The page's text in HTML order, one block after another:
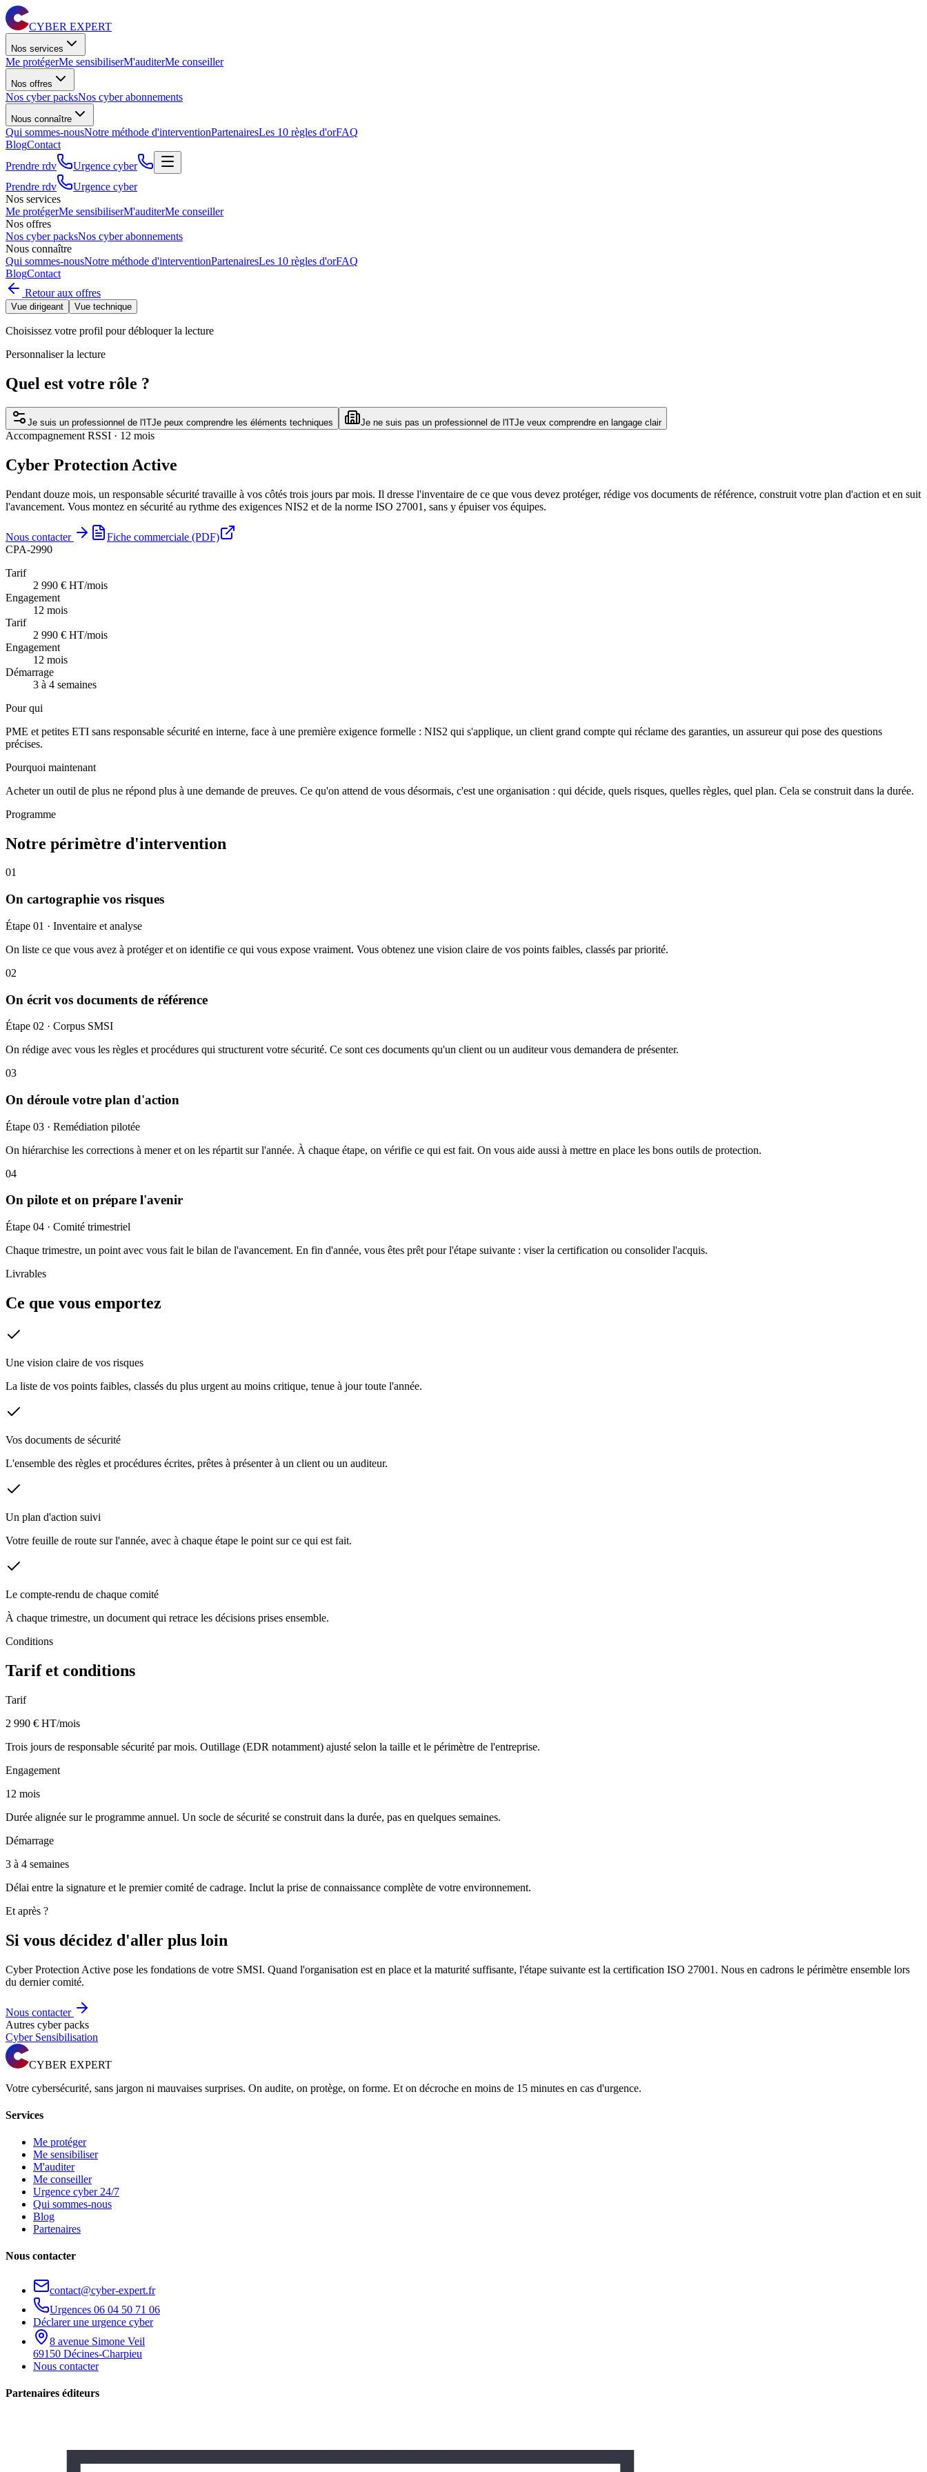
CYBER EXPERT
Nos services
Me protégerMe sensibiliserM'auditerMe conseiller
Nos offres
Nos cyber packsNos cyber abonnements
Nous connaître
Qui sommes-nousNotre méthode d'interventionPartenairesLes 10 règles d'orFAQ
BlogContact
Prendre rdv
Urgence cyber
Prendre rdv
Urgence cyber
Nos services
Me protégerMe sensibiliserM'auditerMe conseiller
Nos offres
Nos cyber packsNos cyber abonnements
Nous connaître
Qui sommes-nousNotre méthode d'interventionPartenairesLes 10 règles d'orFAQ
BlogContact
Retour aux offres
Vue dirigeant Vue technique
Choisissez votre profil pour débloquer la lecture
Personnaliser la lecture
Quel est votre rôle ?
Je suis un professionnel de l'ITJe peux comprendre les éléments techniques Je ne suis pas un professionnel de l'ITJe veux comprendre en langage clair
Accompagnement RSSI · 12 mois
Cyber Protection Active
Pendant douze mois, un responsable sécurité travaille à vos côtés trois jours par mois. Il dresse l'inventaire de ce que vous devez protéger, rédige vos documents de référence, construit votre plan d'action et en suit
l'avancement. Vous montez en sécurité au rythme des exigences NIS2 et de la norme ISO 27001, sans y épuiser vos équipes.
Nous contacter
Fiche commerciale (PDF)
CPA-2990
Tarif
2 990 € HT/mois
Engagement
12 mois
Tarif
2 990 € HT/mois
Engagement
12 mois
Démarrage
3 à 4 semaines
Pour qui
PME et petites ETI sans responsable sécurité en interne, face à une première exigence formelle : NIS2 qui s'applique, un client grand compte qui réclame des garanties, un assureur qui pose des questions
précises.
Pourquoi maintenant
Acheter un outil de plus ne répond plus à une demande de preuves. Ce qu'on attend de vous désormais, c'est une organisation : qui décide, quels risques, quelles règles, quel plan. Cela se construit dans la durée.
Programme
Notre périmètre d'intervention
01
On cartographie vos risques
Étape 01 · Inventaire et analyse
On liste ce que vous avez à protéger et on identifie ce qui vous expose vraiment. Vous obtenez une vision claire de vos points faibles, classés par priorité.
02
On écrit vos documents de référence
Étape 02 · Corpus SMSI
On rédige avec vous les règles et procédures qui structurent votre sécurité. Ce sont ces documents qu'un client ou un auditeur vous demandera de présenter.
03
On déroule votre plan d'action
Étape 03 · Remédiation pilotée
On hiérarchise les corrections à mener et on les répartit sur l'année. À chaque étape, on vérifie ce qui est fait. On vous aide aussi à mettre en place les bons outils de protection.
04
On pilote et on prépare l'avenir
Étape 04 · Comité trimestriel
Chaque trimestre, un point avec vous fait le bilan de l'avancement. En fin d'année, vous êtes prêt pour l'étape suivante : viser la certification ou consolider l'acquis.
Livrables
Ce que vous emportez
Une vision claire de vos risques
La liste de vos points faibles, classés du plus urgent au moins critique, tenue à jour toute l'année.
Vos documents de sécurité
L'ensemble des règles et procédures écrites, prêtes à présenter à un client ou un auditeur.
Un plan d'action suivi
Votre feuille de route sur l'année, avec à chaque étape le point sur ce qui est fait.
Le compte-rendu de chaque comité
À chaque trimestre, un document qui retrace les décisions prises ensemble.
Conditions
Tarif et conditions
Tarif
2 990 € HT/mois
Trois jours de responsable sécurité par mois. Outillage (EDR notamment) ajusté selon la taille et le périmètre de l'entreprise.
Engagement
12 mois
Durée alignée sur le programme annuel. Un socle de sécurité se construit dans la durée, pas en quelques semaines.
Démarrage
3 à 4 semaines
Délai entre la signature et le premier comité de cadrage. Inclut la prise de connaissance complète de votre environnement.
Et après ?
Si vous décidez d'aller plus loin
Cyber Protection Active pose les fondations de votre SMSI. Quand l'organisation est en place et la maturité suffisante, l'étape suivante est la certification ISO 27001. Nous en cadrons le périmètre ensemble lors
du dernier comité.
Nous contacter
Autres cyber packs
Cyber Sensibilisation
CYBER EXPERT
Votre cybersécurité, sans jargon ni mauvaises surprises. On audite, on protège, on forme. Et on décroche en moins de 15 minutes en cas d'urgence.
Services
Me protéger
Me sensibiliser
M'auditer
Me conseiller
Urgence cyber 24/7
Qui sommes-nous
Blog
Partenaires
Nous contacter
contact@cyber-expert.fr
Urgences 06 04 50 71 06
Déclarer une urgence cyber
8 avenue Simone Veil
69150 Décines-Charpieu
Nous contacter
Partenaires éditeurs